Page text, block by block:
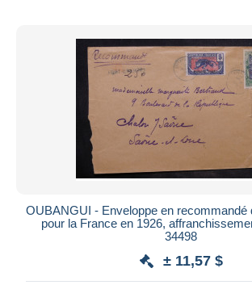
OUBANGUI - Enveloppe en recommandé
pour la France en 1926,
34498
± 11,57 $